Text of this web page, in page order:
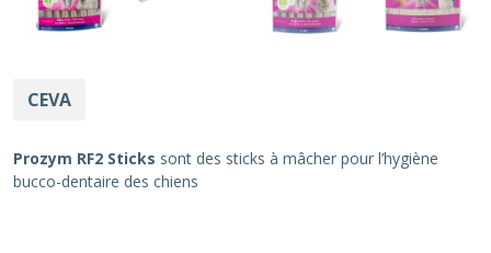
CEVA
Prozym RF2 Sticks sont des sticks à mâcher pour l’hygiène
bucco-dentaire des chiens